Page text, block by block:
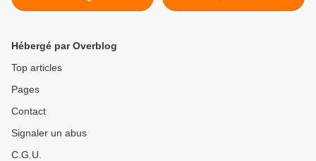
Biographie d'un Député-
Hébergé par Overblog
Top articles
Pages
Contact
Signaler un abus
C.G.U.